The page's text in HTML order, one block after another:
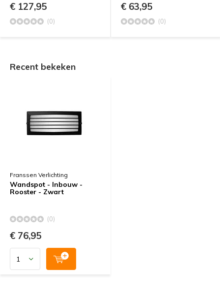
€ 127,95
(0)
€ 63,95
(0)
Recent bekeken
Franssen Verlichting
Wandspot - Inbouw -
Rooster - Zwart
(0)
€ 76,95